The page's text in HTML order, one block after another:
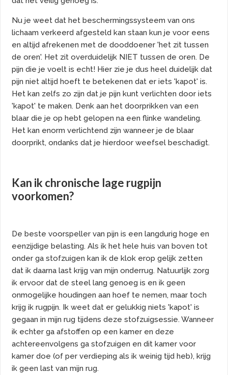
Nu je weet dat het beschermingssysteem van ons
lichaam verkeerd afgesteld kan staan kun je voor eens
en altijd afrekenen met de dooddoener 'het zit tussen
de oren'. Het zit overduidelijk NIET tussen de oren. De
pijn die je voelt is echt! Hier zie je dus heel duidelijk dat
pijn niet altijd hoeft te betekenen dat er iets 'kapot' is.
Het kan zelfs zo zijn dat je pijn kunt verlichten door iets
'kapot' te maken. Denk aan het doorprikken van een
blaar die je op hebt gelopen na een flinke wandeling.
Het kan enorm verlichtend zijn wanneer je de blaar
doorprikt, ondanks dat je hierdoor weefsel beschadigt.
Kan ik chronische lage rugpijn
voorkomen?
De beste voorspeller van pijn is een langdurig hoge en
eenzijdige belasting. Als ik het hele huis van boven tot
onder ga stofzuigen kan ik de klok erop gelijk zetten
dat ik daarna last krijg van mijn onderrug. Natuurlijk zorg
ik ervoor dat de steel lang genoeg is en ik geen
onmogelijke houdingen aan hoef te nemen, maar toch
krijg ik rugpijn. Ik weet dat er gelukkig niets 'kapot' is
gegaan in mijn rug tijdens deze stofzuigsessie. Wanneer
ik echter ga afstoffen op een kamer en deze
achtereenvolgens ga stofzuigen en dit kamer voor
kamer doe (of per verdieping als ik weinig tijd heb), krijg
ik geen last van mijn rug.